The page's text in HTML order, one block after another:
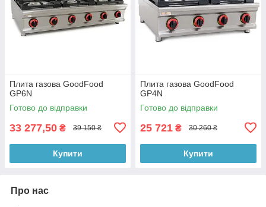
Плита газова GoodFood
GP6N
Готово до відправки
33 277,50 ₴ 39 150 ₴
Купити
Плита газова GoodFood
GP4N
Готово до відправки
25 721 ₴ 30 260 ₴
Купити
Про нас